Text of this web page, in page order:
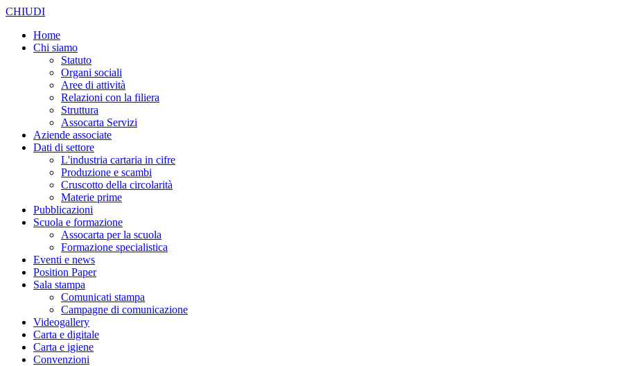
CHIUDI
Home
Chi siamo
Statuto
Organi sociali
Aree di attività
Relazioni con la filiera
Struttura
Assocarta Servizi
Aziende associate
Dati di settore
L'industria cartaria in cifre
Produzione e scambi
Cruscotto della circolarità
Materie prime
Pubblicazioni
Scuola e formazione
Assocarta per la scuola
Formazione specialistica
Eventi e news
Position Paper
Sala stampa
Comunicati stampa
Campagne di comunicazione
Videogallery
Carta e digitale
Carta e igiene
Convenzioni